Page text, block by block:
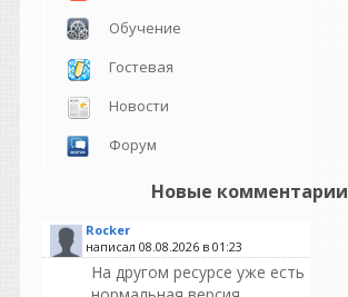
Обучение
Гостевая
Новости
Форум
Новые комментарии
Rocker
написал 08.08.2026 в 01:23
На другом ресурсе уже есть